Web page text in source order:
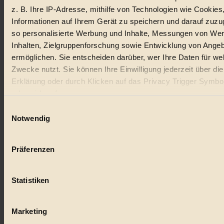
z. B. Ihre IP-Adresse, mithilfe von Technologien wie
Informationen auf Ihrem Gerät zu speichern und darauf
so personalisierte Werbung und Inhalte, Messungen von
Inhalten, Zielgruppenforschung sowie Entwicklung von
ermöglichen. Sie entscheiden darüber, wer Ihre Daten für
Zwecke nutzt. Sie können Ihre Einwilligung jederzeit über
Erklärung oder durch Klicken auf das Privacy Trigger
oder widerrufen
Wenn Sie es erlauben, würden wir auch gerne:
Ihr Gerät durch aktives Scannen nach bestimmten
Erfahren Sie mehr darüber, wie Ihre persönlichen Daten
Notwendig
Präferenzen
Statistiken
Marketing
Natur
kinderbuch
nachhaltig